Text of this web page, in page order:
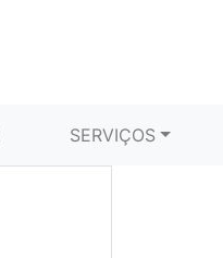
SERVIÇOS